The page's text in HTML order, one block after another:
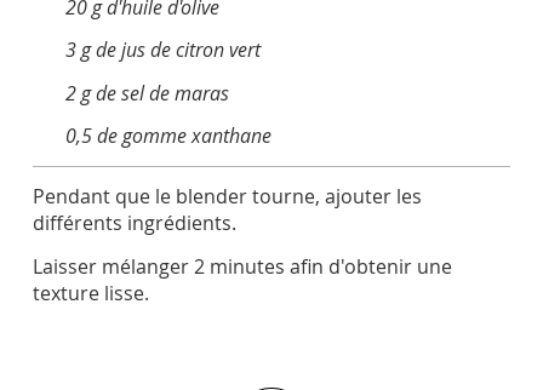
20 g d'huile d'olive
3 g de jus de citron vert
2 g de sel de maras
0,5 de gomme xanthane
Pendant que le blender tourne, ajouter les
différents ingrédients.
Laisser mélanger 2 minutes afin d'obtenir une
texture lisse.